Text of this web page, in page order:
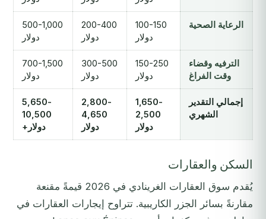
الرعاية الصحية
100-150
دولار
200-400
دولار
500-1,000
دولار
الترفيه وقضاء
وقت الفراغ
150-250
دولار
300-500
دولار
700-1,500
دولار
إجمالي التقدير
الشهري
1,650-
2,500
دولار
2,800-
4,650
دولار
5,650-
10,500
دولار+
السكن والعقارات
يُقدم سوق العقارات الغرينادي في 2026 قيمةً مقنعة
مقارنةً بسائر الجزر الكاريبية. تتراوح إيجارات العقارات في